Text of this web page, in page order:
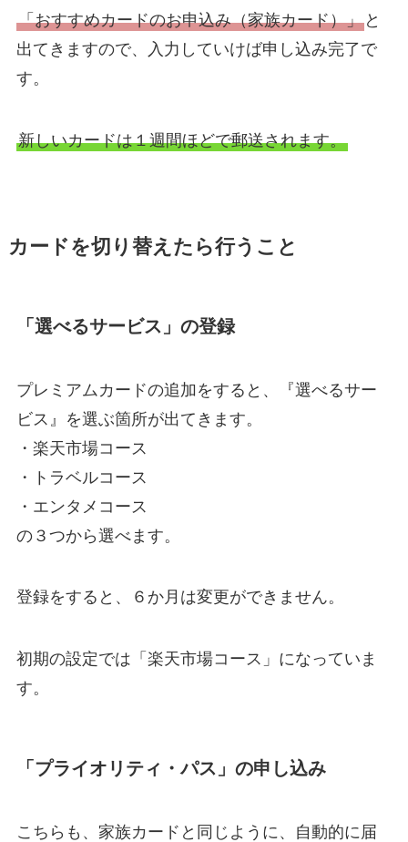
「おすすめカードのお申込み（家族カード）」と
出てきますので、入力していけば申し込み完了で
す。
新しいカードは１週間ほどで郵送されます。
カードを切り替えたら行うこと
「選べるサービス」の登録
プレミアムカードの追加をすると、『選べるサー
ビス』を選ぶ箇所が出てきます。
・楽天市場コース
・トラベルコース
・エンタメコース
の３つから選べます。
登録をすると、６か月は変更ができません。
初期の設定では「楽天市場コース」になっていま
す。
「プライオリティ・パス」の申し込み
こちらも、家族カードと同じように、自動的に届